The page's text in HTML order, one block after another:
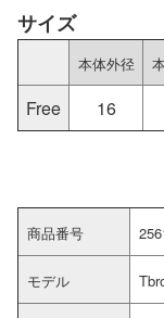
サイズ
本体外径
Free 16
商品番号
モデル